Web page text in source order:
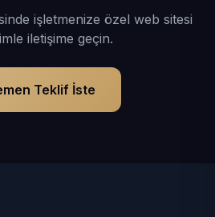
işletmenize özel web sitesi
iletişime geçin.
Teklif İste